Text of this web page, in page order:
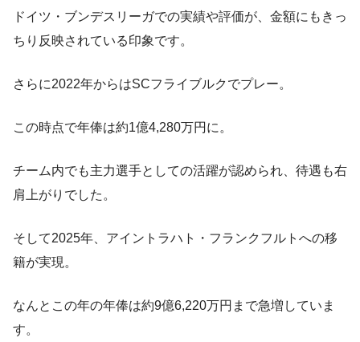
ドイツ・ブンデスリーガでの実績や評価が、金額にもきっ
ちり反映されている印象です。
さらに2022年からはSCフライブルクでプレー。
この時点で年俸は約1億4,280万円に。
チーム内でも主力選手としての活躍が認められ、待遇も右
肩上がりでした。
そして2025年、アイントラハト・フランクフルトへの移
籍が実現。
なんとこの年の年俸は約9億6,220万円まで急増していま
す。